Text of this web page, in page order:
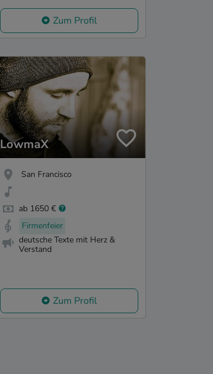
Zum Profil
LowmaX
San Francisco
ab 1650 €
Firmenfeier
deutsche Texte mit Herz &
Verstand
Zum Profil